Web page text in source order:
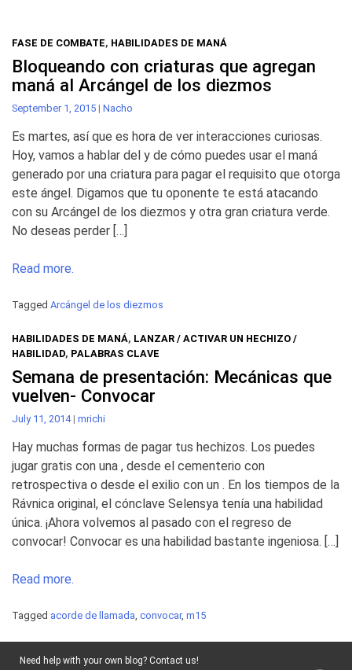
FASE DE COMBATE, HABILIDADES DE MANÁ
Bloqueando con criaturas que agregan
maná al Arcángel de los diezmos
September 1, 2015 | Nacho
Es martes, así que es hora de ver interacciones curiosas.
Hoy, vamos a hablar del y de cómo puedes usar el maná
generado por una criatura para pagar el requisito que otorga
este ángel. Digamos que tu oponente te está atacando
con su Arcángel de los diezmos y otra gran criatura verde.
No deseas perder […]
Read more.
Tagged Arcángel de los diezmos
HABILIDADES DE MANÁ, LANZAR / ACTIVAR UN HECHIZO /
HABILIDAD, PALABRAS CLAVE
Semana de presentación: Mecánicas que
vuelven- Convocar
July 11, 2014 | mrichi
Hay muchas formas de pagar tus hechizos. Los puedes
jugar gratis con una , desde el cementerio con
retrospectiva o desde el exilio con un . En los tiempos de la
Rávnica original, el cónclave Selensya tenía una habilidad
única. ¡Ahora volvemos al pasado con el regreso de
convocar! Convocar es una habilidad bastante ingeniosa. […]
Read more.
Tagged acorde de llamada, convocar, m15
Need help with your own blog? Contact us!